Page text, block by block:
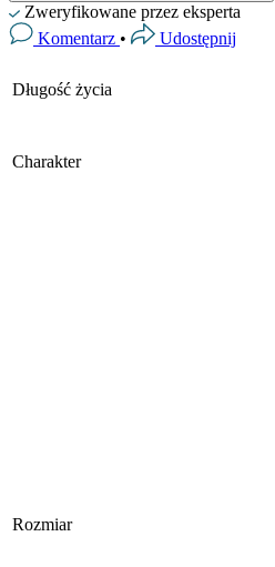
Zweryfikowane przez eksperta
Komentarz • Udostępnij
Długość życia
Charakter
Rozmiar